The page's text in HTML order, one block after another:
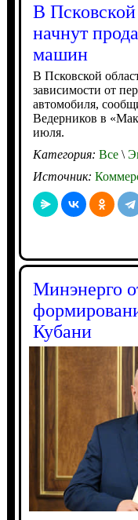
В Псковской
начнут
машин
В Псковской
зависимости от
автомобиля,
Ведерников в
июля.
Категория: Все\
Источник:
Минэнерго
Кубани